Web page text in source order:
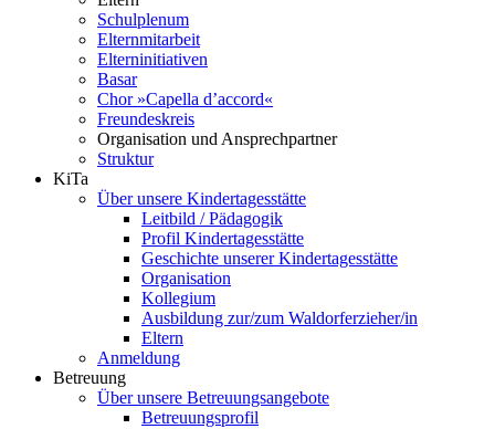
Schulplenum
Elternmitarbeit
Elterninitiativen
Basar
Chor »Capella d’accord«
Freundeskreis
Organisation und Ansprechpartner
Struktur
KiTa
Über unsere Kindertagesstätte
Leitbild / Pädagogik
Profil Kindertagesstätte
Geschichte unserer Kindertagesstätte
Organisation
Kollegium
Ausbildung zur/zum Waldorferzieher/in
Eltern
Anmeldung
Betreuung
Über unsere Betreuungsangebote
Betreuungsprofil